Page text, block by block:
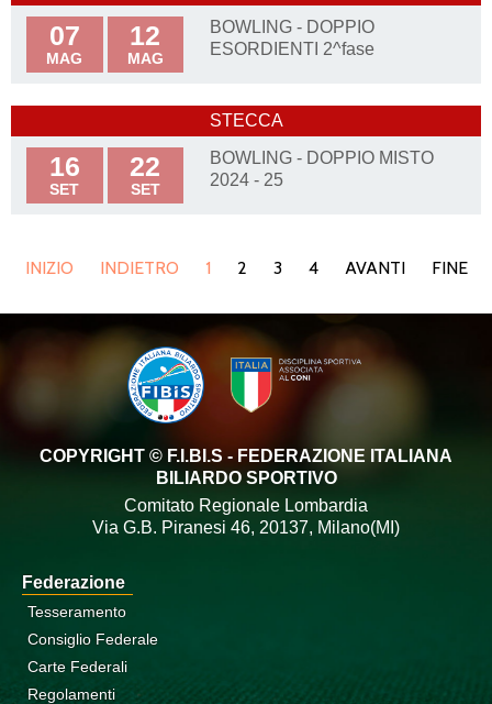
07
MAG
12
MAG
BOWLING - DOPPIO
ESORDIENTI 2^fase
STECCA
16
SET
22
SET
BOWLING - DOPPIO MISTO
2024 - 25
INIZIO INDIETRO 1 2 3 4 AVANTI FINE
COPYRIGHT © F.I.BI.S - FEDERAZIONE ITALIANA
BILIARDO SPORTIVO
Comitato Regionale Lombardia
Via G.B. Piranesi 46, 20137, Milano(MI)
Federazione
Tesseramento
Consiglio Federale
Carte Federali
Regolamenti